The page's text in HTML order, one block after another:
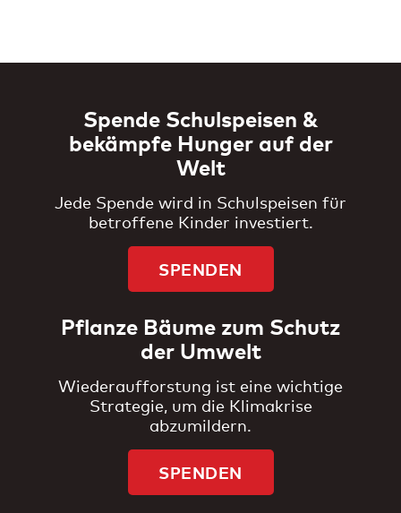
Spende Schulspeisen &
bekämpfe Hunger auf der
Welt
Jede Spende wird in Schulspeisen für
betroffene Kinder investiert.
SPENDEN
Pflanze Bäume zum Schutz
der Umwelt
Wiederaufforstung ist eine wichtige
Strategie, um die Klimakrise
abzumildern.
SPENDEN